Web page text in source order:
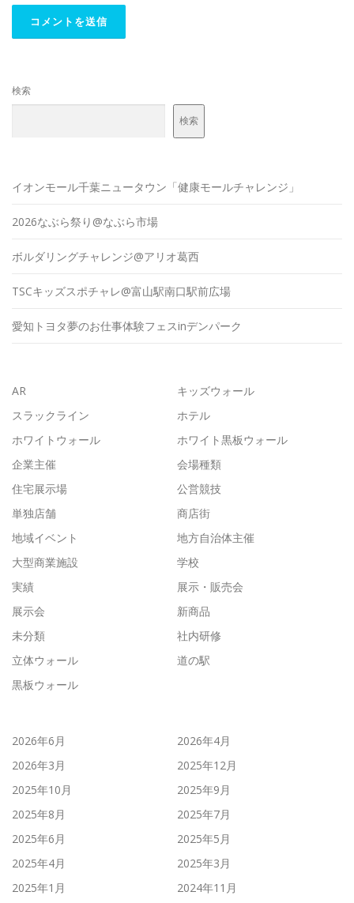
検索
検索
イオンモール千葉ニュータウン「健康モールチャレンジ」
2026なぶら祭り@なぶら市場
ボルダリングチャレンジ@アリオ葛西
TSCキッズスポチャレ@富山駅南口駅前広場
愛知トヨタ夢のお仕事体験フェスinデンパーク
AR
キッズウォール
スラックライン
ホテル
ホワイトウォール
ホワイト黒板ウォール
企業主催
会場種類
住宅展示場
公営競技
単独店舗
商店街
地域イベント
地方自治体主催
大型商業施設
学校
実績
展示・販売会
展示会
新商品
未分類
社内研修
立体ウォール
道の駅
黒板ウォール
2026年6月
2026年4月
2026年3月
2025年12月
2025年10月
2025年9月
2025年8月
2025年7月
2025年6月
2025年5月
2025年4月
2025年3月
2025年1月
2024年11月